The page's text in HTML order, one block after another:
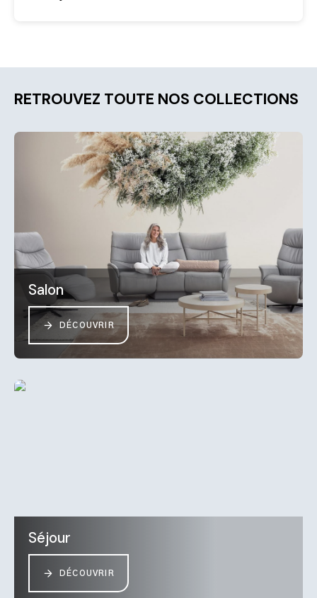
RETROUVEZ TOUTE NOS COLLECTIONS
Salon
DÉCOUVRIR
Séjour
DÉCOUVRIR